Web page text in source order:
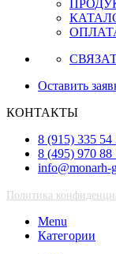
Оставить
КОНТАКТЫ
8 (915) 335 54
8 (495) 970 88
info@monarh-
Политика
Menu
Категории